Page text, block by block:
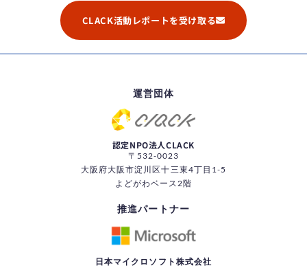
CLACK活動レポートを受け取る
運営団体
認定NPO法人CLACK
〒532-0023
大阪府大阪市淀川区十三東4丁目1-5
よどがわベース2階
推進パートナー
日本マイクロソフト株式会社